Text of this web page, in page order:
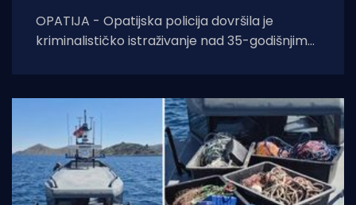
OPATIJA - Opatijska policija dovršila je
kriminalističko istraživanje nad 35-godišnjim